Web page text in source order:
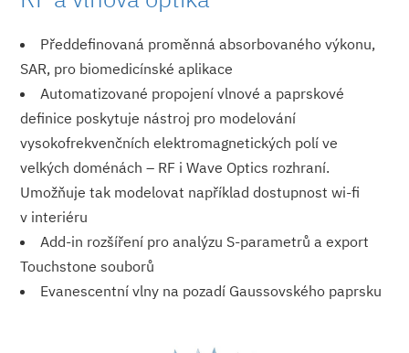
Předdefinovaná proměnná absorbovaného výkonu,
SAR, pro biomedicínské aplikace
Automatizované propojení vlnové a paprskové
definice poskytuje nástroj pro modelování
vysokofrekvenčních elektromagnetických polí ve
velkých doménách – RF i Wave Optics rozhraní.
Umožňuje tak modelovat například dostupnost wi-fi
v interiéru
Add-in rozšíření pro analýzu S-parametrů a export
Touchstone souborů
Evanescentní vlny na pozadí Gaussovského paprsku